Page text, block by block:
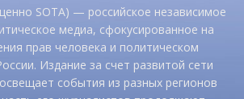
SOTA) — российское независимое
медиа, сфокусированное на
прав человека и политическом
Издание за счет развитой сети
события из разных регионов